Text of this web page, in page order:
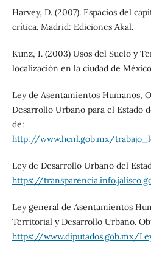
Harvey, D. (2007). Espacios del
crítica. Madrid: Ediciones Akal.
Kunz, I. (2003) Usos del Suelo y
localización en la ciudad de
Ley de Asentamientos Humanos,
Desarrollo Urbano para el Estado
de:
http://www.hcnl.gob.mx/
Ley de Desarrollo Urbano del
https://
Ley general de Asentamientos
Territorial y Desarrollo Urbano.
https://www.diputados.gob.mx/